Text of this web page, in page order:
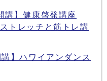
講】健康啓発講座
トレッチと筋トレ講
】ハワイアンダンス